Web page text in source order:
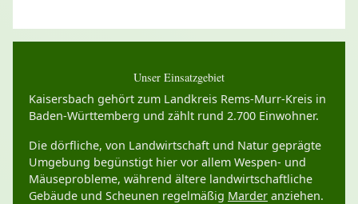
Unser Einsatzgebiet
Kaisersbach gehört zum Landkreis Rems-Murr-Kreis in
Baden-Württemberg und zählt rund 2.700 Einwohner.
Die dörfliche, von Landwirtschaft und Natur geprägte
Umgebung begünstigt hier vor allem Wespen- und
Mäuseprobleme, während ältere landwirtschaftliche
Gebäude und Scheunen regelmäßig Marder anziehen.